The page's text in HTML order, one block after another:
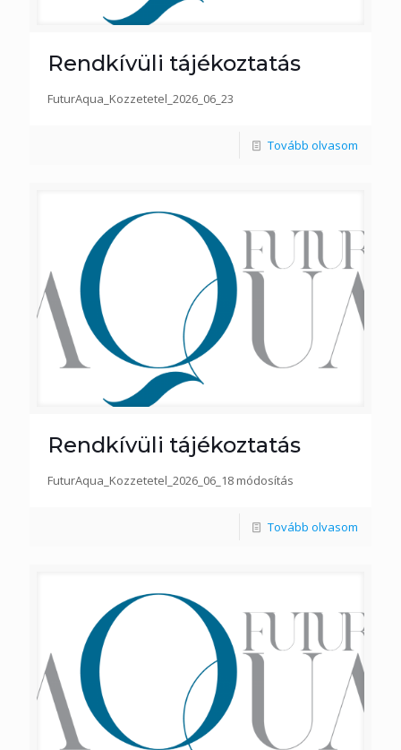
Rendkívüli tájékoztatás
FuturAqua_Kozzetetel_2026_06_23
Tovább olvasom
Rendkívüli tájékoztatás
FuturAqua_Kozzetetel_2026_06_18 módosítás
Tovább olvasom